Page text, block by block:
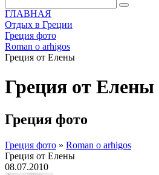
ГЛАВНАЯ
Отдых в Греции
Греция фото
Roman o arhigos
Греция от Елены
Греция от Елены
Греция фото
Греция фото » Roman o arhigos
Греция от Елены
08.07.2010